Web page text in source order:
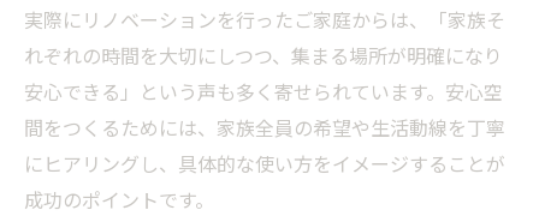
実際にリノベーションを行ったご家庭からは、「家族そ
れぞれの時間を大切にしつつ、集まる場所が明確になり
安心できる」という声も多く寄せられています。安心空
間をつくるためには、家族全員の希望や生活動線を丁寧
にヒアリングし、具体的な使い方をイメージすることが
成功のポイントです。